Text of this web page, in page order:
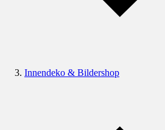
Innendeko & Bildershop